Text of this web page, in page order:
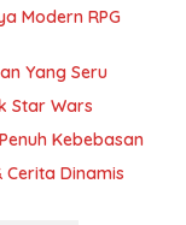
Modern RPG
Yang Seru
Star Wars
Kebebasan
Cerita Dinamis